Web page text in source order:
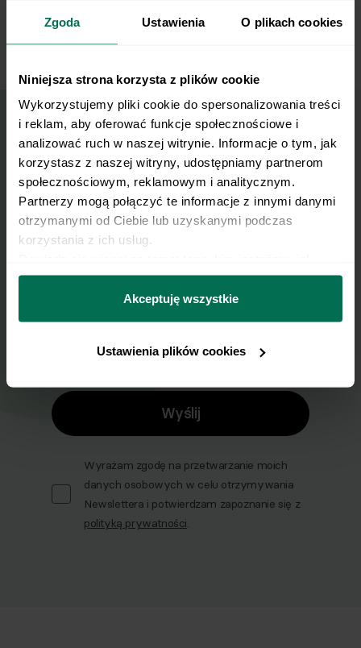
Zgoda Ustawienia O plikach cookies
Niniejsza strona korzysta z plików cookie
Wykorzystujemy pliki cookie do spersonalizowania treści
i reklam, aby oferować funkcje społecznościowe i
analizować ruch w naszej witrynie. Informacje o tym, jak
korzystasz z naszej witryny, udostępniamy partnerom
społecznościowym, reklamowym i analitycznym.
Partnerzy mogą połączyć te informacje z innymi danymi
otrzymanymi od Ciebie lub uzyskanymi podczas
korzystania z ich usług.
można się z nami skontaktować i w jaki sposób
przetwarzamy dane osobowe w ramach
prywatności.
Akceptuję wszystkie
Ustawienia plików cookies
mizerią.
Wyślij przepis na e-mail
Nasze najlepsze przepisy, prosto na Twoja
skrzynkę e-mail.
Email
Wyślij
Wyrażam zgodę na przetwarzanie moich
danych osobowych w celu otrzymywania
Newslettera i potwierdzam zapoznanie się z
polityką prywatności.